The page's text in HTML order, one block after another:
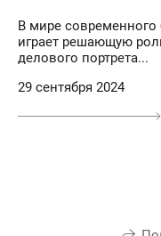
В мире современного
играет решающую
делового портрета...
29 сентября 2024